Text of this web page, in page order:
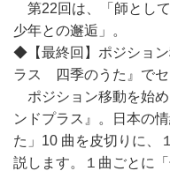
第22回は、「師とし
少年との邂逅」。
◆【最終回】ポジショ
ラス 四季のうた』でセ
ポジション移動を始
ンドプラス』。日本の
た」10 曲を皮切りに、
説します。１曲ごとに